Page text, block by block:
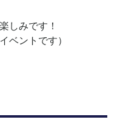
しみです！
ベントです）